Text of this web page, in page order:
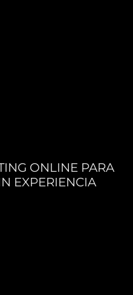
ONLINE PARA
EXPERIENCIA